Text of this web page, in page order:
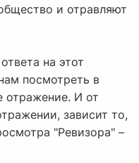
и отравляют
на этот
посмотреть в
отражение. И от
зависит то,
"Ревизора" –